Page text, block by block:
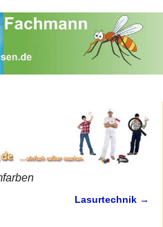
Lasurtechnik →